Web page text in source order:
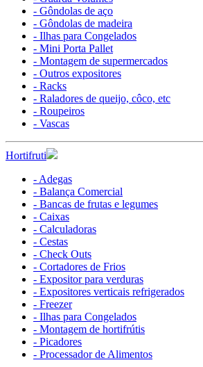
- Gôndolas de aço
- Gôndolas de madeira
- Ilhas para Congelados
- Mini Porta Pallet
- Montagem de supermercados
- Outros expositores
- Racks
- Raladores de queijo, côco, etc
- Roupeiros
- Vascas
Hortifruti
- Adegas
- Balança Comercial
- Bancas de frutas e legumes
- Caixas
- Calculadoras
- Cestas
- Check Outs
- Cortadores de Frios
- Expositor para verduras
- Expositores verticais refrigerados
- Freezer
- Ilhas para Congelados
- Montagem de hortifrútis
- Picadores
- Processador de Alimentos